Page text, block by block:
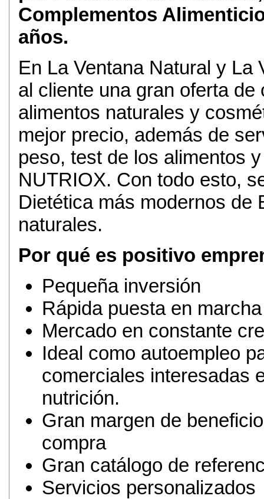
Complementos
años.
En La Ventana Natural y La
al cliente una gran oferta
alimentos naturales y
mejor precio, además de
peso, test de los alimentos
NUTRIOX. Con todo esto,
Dietética más modernos de
naturales.
Por qué es positivo
Pequeña inversión
Rápida puesta en
Mercado en constante
Ideal como autoempleo
comerciales interesadas
nutrición.
Gran margen de
compra
Gran catálogo de
Servicios personalizados